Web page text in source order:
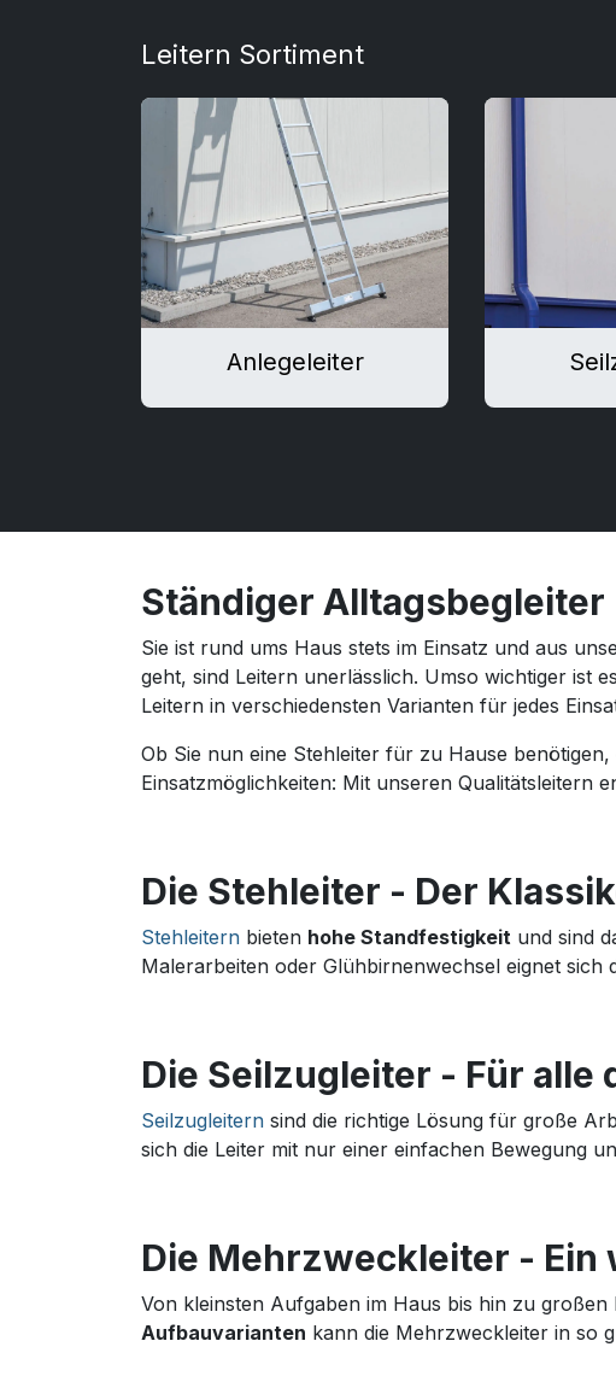
Leitern Sortiment
Anlegeleiter
Ständiger Alltagsbegleiter
Sie ist rund ums Haus stets im Einsatz und aus
geht, sind Leitern unerlässlich. Umso wichtiger ist
Leitern in verschiedensten Varianten für jedes
Ob Sie nun eine Stehleiter für zu Hause
Einsatzmöglichkeiten: Mit unseren Qualitätsleitern
Die Stehleiter - Der
Stehleitern bieten hohe Standfestigkeit und sind
Malerarbeiten oder Glühbirnenwechsel eignet sich
Die Seilzugleiter - Für alle
Seilzugleitern sind die richtige Lösung für große
sich die Leiter mit nur einer einfachen Bewegung
Die Mehrzweckleiter - Ein
Von kleinsten Aufgaben im Haus bis hin zu großen
Aufbauvarianten kann die Mehrzweckleiter in so